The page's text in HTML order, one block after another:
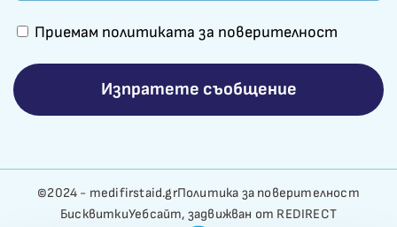
Приемам политиката за поверителност
Изпратете съобщение
©2024 - medifirstaid.grПолитика за поверителност
БисквиткиУебсайт, задвижван от REDIRECT